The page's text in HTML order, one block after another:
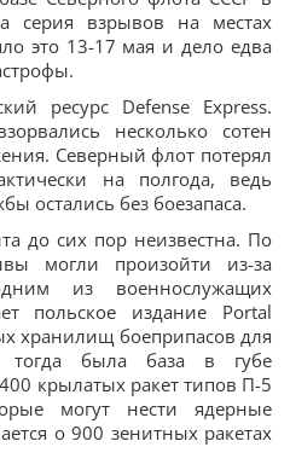
серия взрывов на местах
это 13-17 мая и дело едва
ресурс Defense Express.
несколько сотен
Северный флот потерял
на полгода, ведь
остались без боезапаса.
до сих пор неизвестна. По
могли произойти из-за
из военнослужащих
польское издание Portal
хранилищ боеприпасов для
тогда была база в губе
крылатых ракет типов П-5
могут нести ядерные
о 900 зенитных ракетах